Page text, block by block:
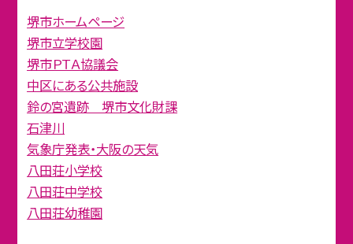
堺市ホームページ
堺市立学校園
堺市ＰＴＡ協議会
中区にある公共施設
鈴の宮遺跡 堺市文化財課
石津川
気象庁発表・大阪の天気
八田荘小学校
八田荘中学校
八田荘幼稚園